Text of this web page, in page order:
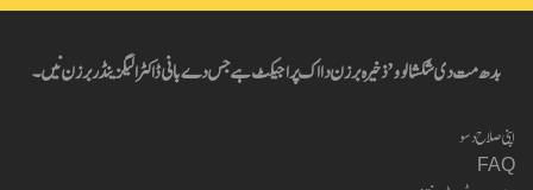
بدھ مت دی شکشا لوو’ ذخیرہ برزن دا اک پراجیکٹ ہے جس دے بانی ڈاکٹر الیگزینڈر برزن نیں۔
اپنی صلاح دسو
FAQ